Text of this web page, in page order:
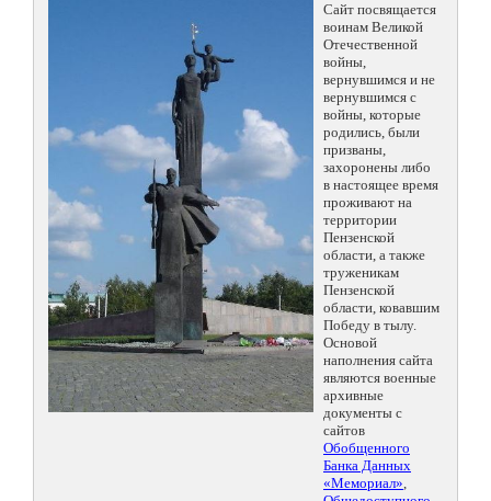
Сайт посвящается
воинам Великой
Отечественной
войны,
вернувшимся и не
вернувшимся с
войны, которые
родились, были
призваны,
захоронены либо
в настоящее время
проживают на
территории
Пензенской
области, а также
труженикам
Пензенской
области, ковавшим
Победу в тылу.
Основой
наполнения сайта
являются военные
архивные
документы с
сайтов
Обобщенного
Банка Данных
«Мемориал»,